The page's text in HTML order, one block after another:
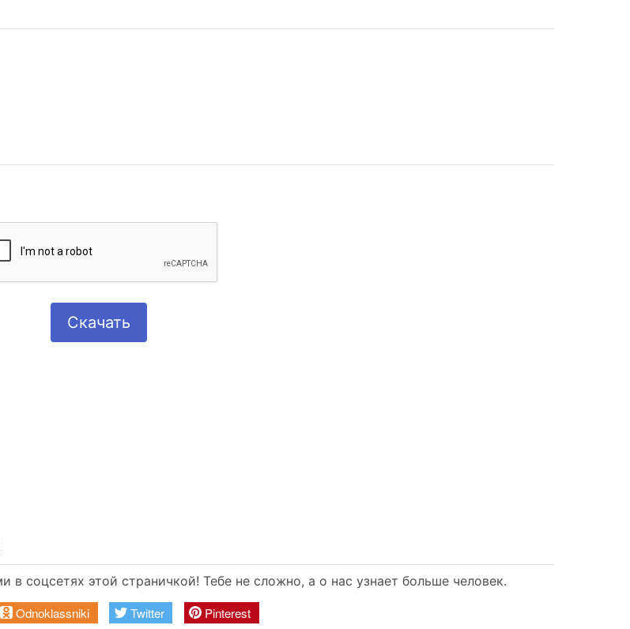
Скачать
соцсетях этой страничкой! Тебе не сложно, а о нас узнает больше человек.
Odnoklassniki Twitter Pinterest